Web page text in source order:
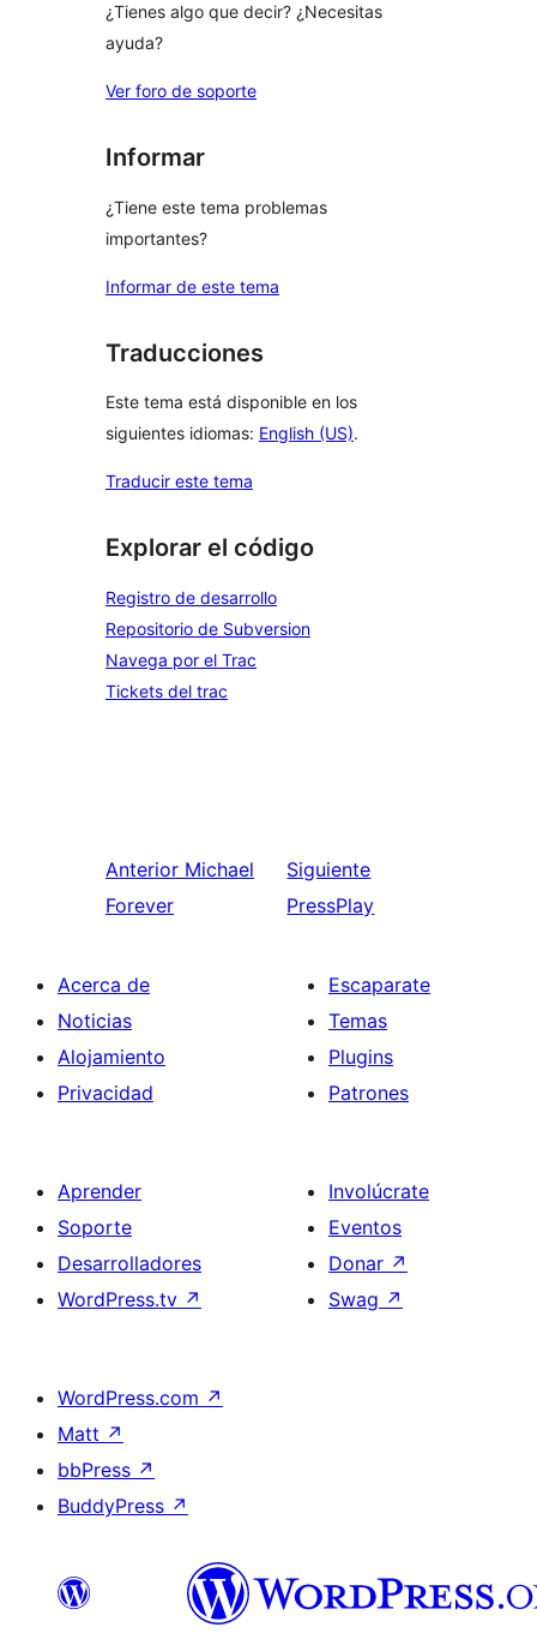
¿Tienes algo que decir? ¿Necesitas
ayuda?
Ver foro de soporte
Informar
¿Tiene este tema problemas
importantes?
Informar de este tema
Traducciones
Este tema está disponible en los
siguientes idiomas: English (US).
Traducir este tema
Explorar el código
Registro de desarrollo
Repositorio de Subversion
Navega por el Trac
Tickets del trac
Anterior Michael
Forever
Siguiente
PressPlay
Acerca de
Noticias
Alojamiento
Privacidad
Escaparate
Temas
Plugins
Patrones
Aprender
Soporte
Desarrolladores
WordPress.tv ↗
Involúcrate
Eventos
Donar ↗
Swag ↗
WordPress.com ↗
Matt ↗
bbPress ↗
BuddyPress ↗